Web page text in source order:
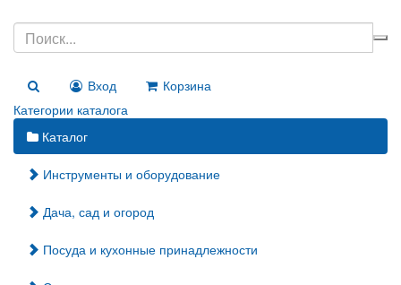
Вход
Корзина
Категории каталога
Каталог
Инструменты и оборудование
Дача, сад и огород
Посуда и кухонные принадлежности